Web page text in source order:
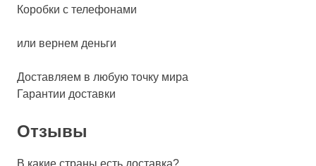
Коробки с телефонами
или вернем деньги
Доставляем в любую точку мира
Гарантии доставки
Отзывы
В какие страны есть доставка?